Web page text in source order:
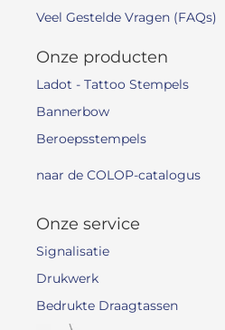
Veel Gestelde Vragen (FAQs)
Onze producten
Ladot - Tattoo Stempels
Bannerbow
Beroepsstempels
naar de COLOP-catalogus
Onze service
Signalisatie
Drukwerk
Bedrukte Draagtassen